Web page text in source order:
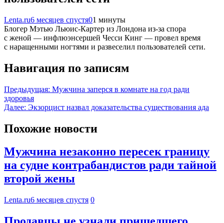
Lenta.ru6 месяцев спустя01 минуты
Блогер Мэтью Льюис-Картер из Лондона из-за спора
с женой — инфлюэнсершей Чесси Кинг — провел время
с наращенными ногтями и развеселил пользователей сети.
Навигация по записям
Предыдущая: Мужчина заперся в комнате на год ради
здоровья
Далее: Экзорцист назвал доказательства существования ада
Похожие новости
Мужчина незаконно пересек границу
на судне контрабандистов ради тайной
второй жены
Lenta.ru6 месяцев спустя 0